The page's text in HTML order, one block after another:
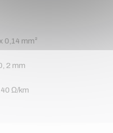
0,14 mm²
2 mm
Ω/km